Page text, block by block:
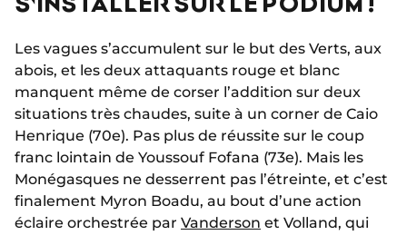
Les vagues s’accumulent sur le but des Verts, aux
abois, et les deux attaquants rouge et blanc
manquent même de corser l’addition sur deux
situations très chaudes, suite à un corner de Caio
Henrique (70e). Pas plus de réussite sur le coup
franc lointain de Youssouf Fofana (73e). Mais les
Monégasques ne desserrent pas l’étreinte, et c’est
finalement Myron Boadu, au bout d’une action
éclaire orchestrée par Vanderson et Volland, qui